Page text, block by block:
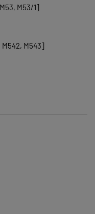
M53/1]
M542, M543]